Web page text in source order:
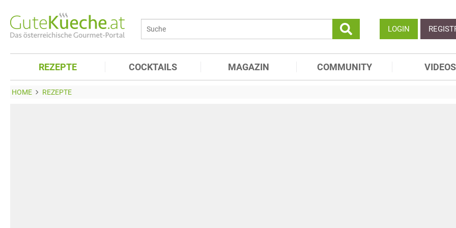
LOGIN
REZEPTE COCKTAILS MAGAZIN COMMUNITY VIDEOS
HOME REZEPTE